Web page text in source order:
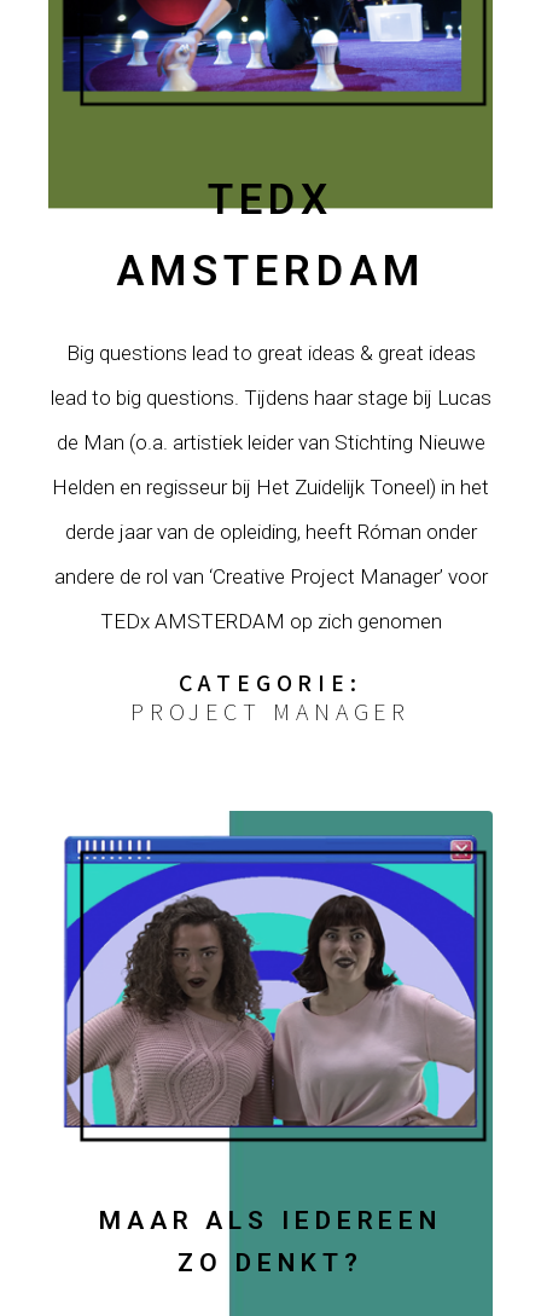
TEDX
AMSTERDAM
Big questions lead to great ideas & great ideas
lead to big questions. Tijdens haar stage bij Lucas
de Man (o.a. artistiek leider van Stichting Nieuwe
Helden en regisseur bij Het Zuidelijk Toneel) in het
derde jaar van de opleiding, heeft Róman onder
andere de rol van ‘Creative Project Manager’ voor
TEDx AMSTERDAM op zich genomen
CATEGORIE:
PROJECT MANAGER
MAAR ALS IEDEREEN
ZO DENKT?